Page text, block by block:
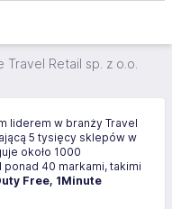
Travel Retail sp. z o.o.
liderem w branży Travel
5 tysięcy sklepów w
około 1000
40 markami, takimi
Free, 1Minute